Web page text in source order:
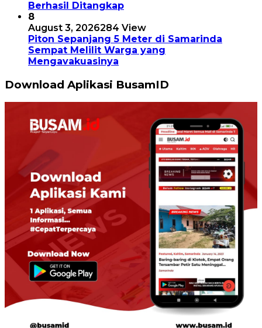
Berhasil Ditangkap
8
August 3, 2026284 View
Piton Sepanjang 5 Meter di Samarinda
Sempat Melilit Warga yang
Mengavakuasinya
Download Aplikasi BusamID